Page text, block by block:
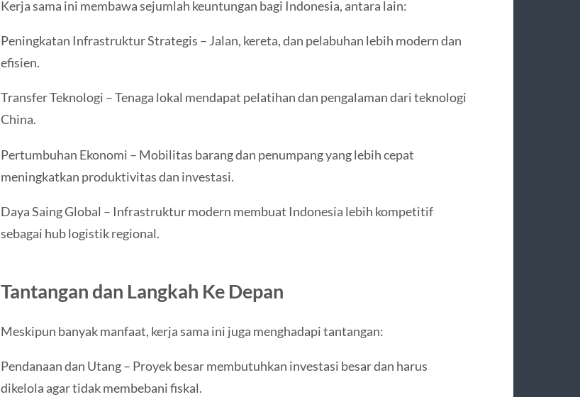
Kerja sama ini membawa sejumlah keuntungan bagi Indonesia, antara lain:
Peningkatan Infrastruktur Strategis – Jalan, kereta, dan pelabuhan lebih modern dan
efisien.
Transfer Teknologi – Tenaga lokal mendapat pelatihan dan pengalaman dari teknologi
China.
Pertumbuhan Ekonomi – Mobilitas barang dan penumpang yang lebih cepat
meningkatkan produktivitas dan investasi.
Daya Saing Global – Infrastruktur modern membuat Indonesia lebih kompetitif
sebagai hub logistik regional.
Tantangan dan Langkah Ke Depan
Meskipun banyak manfaat, kerja sama ini juga menghadapi tantangan:
Pendanaan dan Utang – Proyek besar membutuhkan investasi besar dan harus
dikelola agar tidak membebani fiskal.